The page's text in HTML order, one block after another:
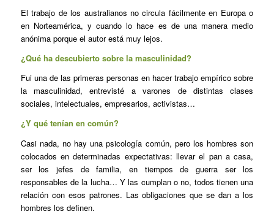
El trabajo de los australianos no circula fácilmente en Europa o
en Norteamérica, y cuando lo hace es de una manera medio
anónima porque el autor está muy lejos.
¿Qué ha descubierto sobre la masculinidad?
Fui una de las primeras personas en hacer trabajo empírico sobre
la masculinidad, entrevisté a varones de distintas clases
sociales, intelectuales, empresarios, activistas…
¿Y qué tenían en común?
Casi nada, no hay una psicología común, pero los hombres son
colocados en determinadas expectativas: llevar el pan a casa,
ser los jefes de familia, en tiempos de guerra ser los
responsables de la lucha… Y las cumplan o no, todos tienen una
relación con esos patrones. Las obligaciones que se dan a los
hombres los definen.